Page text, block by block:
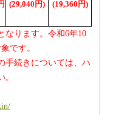
(29,040円) (19,360円)
ります。令和6年10
です。
手続きについては、ハ